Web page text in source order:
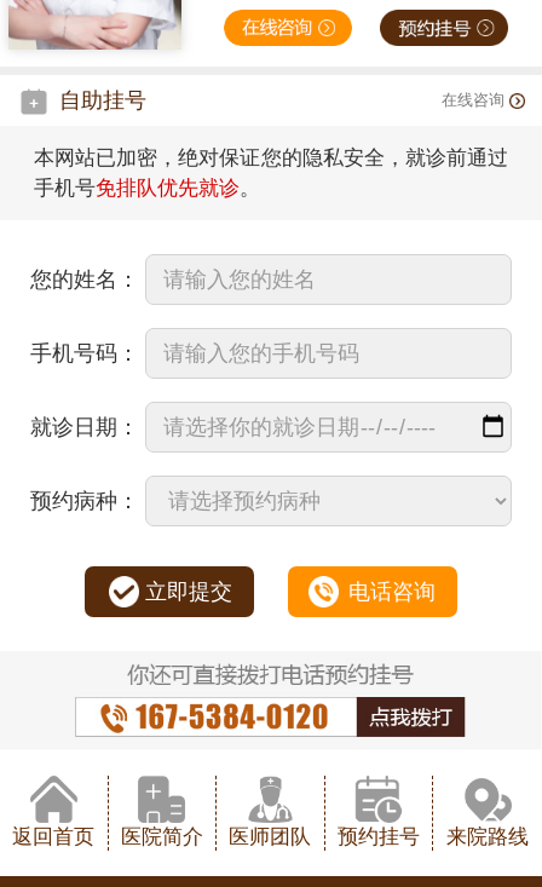
自助挂号 在线咨询
本网站已加密，绝对保证您的隐私安全，就诊前通过
手机号免排队优先就诊。
您的姓名：
手机号码：
就诊日期：
预约病种：
立即提交 电话咨询
返回首页 医院简介 医师团队 预约挂号 来院路线